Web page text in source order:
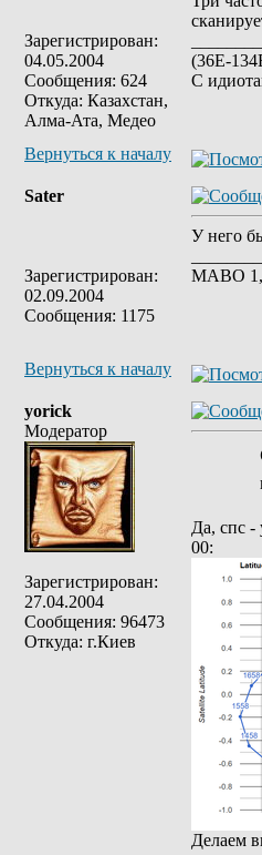
Зарегистрирован:
04.05.2004
Сообщения: 624
Откуда: Казахстан,
Алма-Ата, Медео
(36E-
С
Вернуться к началу
Sater
Зарегистрирован:
02.09.2004
Сообщения: 1175
У него
MABO
Вернуться к началу
yorick
Модератор
Зарегистрирован:
27.04.2004
Сообщения: 96473
Откуда: г.Киев
Да, спс -
00:
Делаем